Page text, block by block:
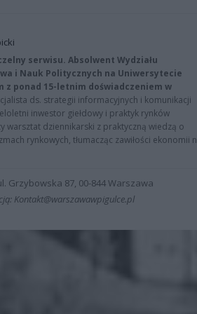
serwisu. Absolwent Wydziału
i Nauk Politycznych na Uniwersytecie
z ponad 15-letnim doświadczeniem w
ds. strategii informacyjnych i komunikacji
inwestor giełdowy i praktyk rynków
warsztat dziennikarski z praktyczną wiedzą o
rynkowych, tłumacząc zawiłości ekonomii
Grzybowska 87, 00-844 Warszawa
Kontakt@warszawawpigulce.pl